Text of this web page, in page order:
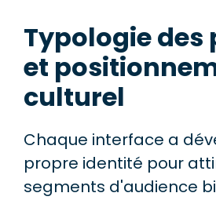
Typologie des
et
culturel
Chaque interface a
propre identité pour
segments d'audience